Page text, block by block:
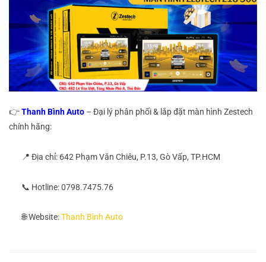
👉Thanh Bình Auto – Đại lý phân phối & lắp đặt màn hình Zestech
chính hãng:
📍 Địa chỉ: 642 Phạm Văn Chiêu, P.13, Gò Vấp, TP.HCM
📞 Hotline: 0798.7475.76
🌐 Website:Thanh Bình Auto